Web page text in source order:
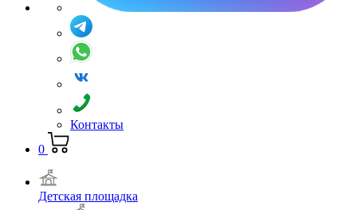
Контакты
0
Детская площадка